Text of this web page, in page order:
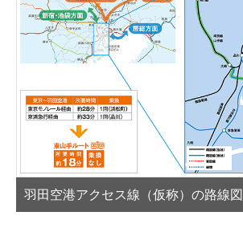
羽田空港アクセス線（仮称）の路線図